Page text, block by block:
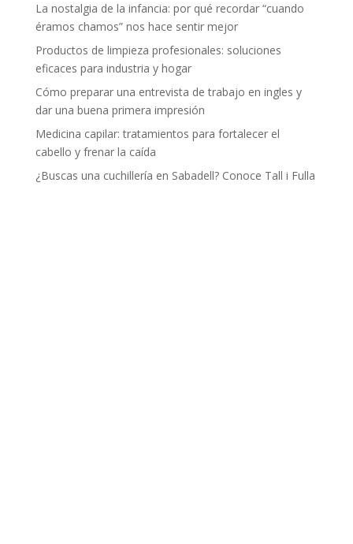
La nostalgia de la infancia: por qué recordar “cuando
éramos chamos” nos hace sentir mejor
Productos de limpieza profesionales: soluciones
eficaces para industria y hogar
Cómo preparar una entrevista de trabajo en ingles y
dar una buena primera impresión
Medicina capilar: tratamientos para fortalecer el
cabello y frenar la caída
¿Buscas una cuchillería en Sabadell? Conoce Tall i Fulla